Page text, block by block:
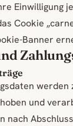
Einwilligung
Cookie
Banner
und
nach